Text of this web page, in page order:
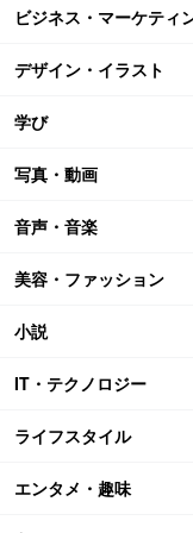
ビジネス・マーケティ
デザイン・イラスト
学び
写真・動画
音声・音楽
美容・ファッション
小説
IT・テクノロジー
ライフスタイル
エンタメ・趣味